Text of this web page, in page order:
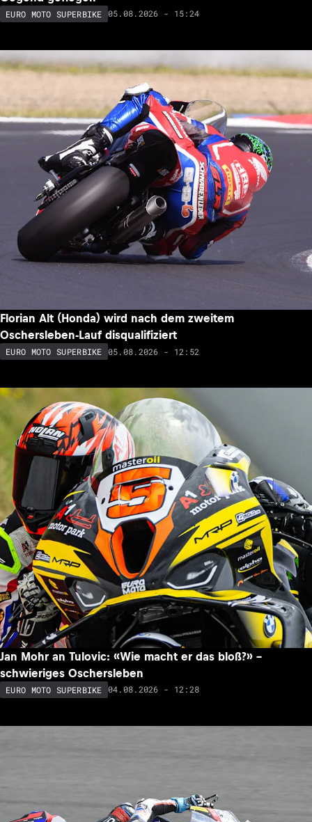
EURO MOTO SUPERBIKE 05.08.2026 - 15:24
Florian Alt (Honda) wird nach dem zweitem
Oschersleben-Lauf disqualifiziert
EURO MOTO SUPERBIKE 05.08.2026 - 12:52
Jan Mohr an Tulovic: «Wie macht er das bloß?» –
schwieriges Oschersleben
EURO MOTO SUPERBIKE 04.08.2026 - 12:28